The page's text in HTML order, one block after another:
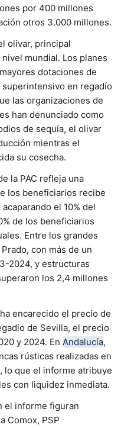
por 400 millones
otros 3.000 millones.
olivar, principal
mundial. Los planes
dotaciones de
en regadío
las organizaciones de
han denunciado como
de sequía, el olivar
mientras el
su cosecha.
la PAC refleja una
los beneficiarios recibe
el 10% del
de los beneficiarios
Entre los grandes
con más de un
2024, y estructuras
los 2,4 millones
encarecido el precio de
de Sevilla, el precio
y 2024. En Andalucía,
rústicas realizadas en
lo que el informe atribuye
con liquidez inmediata.
el informe figuran
Comox, PSP